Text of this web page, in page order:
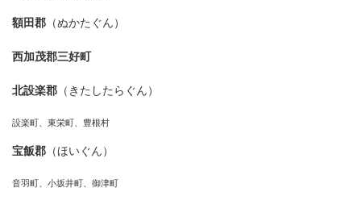
額田郡 （ぬかたぐん）
西加茂郡三好町
北設楽郡 （きたしたらぐん）
設楽町、東栄町、豊根村
宝飯郡 （ほいぐん）
音羽町、小坂井町、御津町